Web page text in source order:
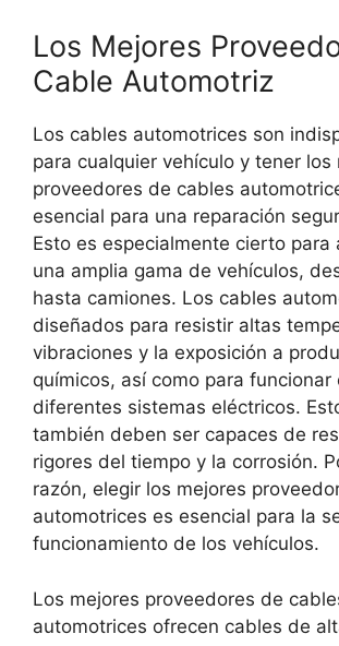
Los Mejores
Cable Automotriz
Los cables automotrices son
para cualquier vehículo y tener los
proveedores de cables
esencial para una reparación
Esto es especialmente cierto para
una amplia gama de vehículos,
hasta camiones. Los cables
diseñados para resistir altas
vibraciones y la exposición a
químicos, así como para funcionar
diferentes sistemas eléctricos.
también deben ser capaces de
rigores del tiempo y la corrosión.
razón, elegir los mejores
automotrices es esencial para la
funcionamiento de los vehículos.
Los mejores proveedores de
automotrices ofrecen cables de